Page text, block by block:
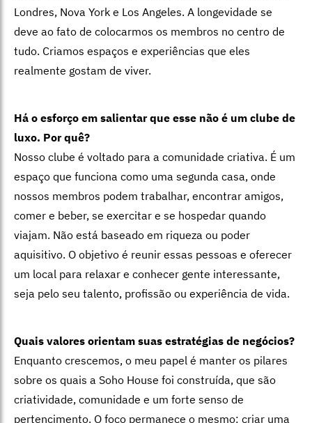
Londres, Nova York e Los Angeles. A longevidade se
deve ao fato de colocarmos os membros no centro de
tudo. Criamos espaços e experiências que eles
realmente gostam de viver.
Há o esforço em salientar que esse não é um clube de
luxo. Por quê?
Nosso clube é voltado para a comunidade criativa. É um
espaço que funciona como uma segunda casa, onde
nossos membros podem trabalhar, encontrar amigos,
comer e beber, se exercitar e se hospedar quando
viajam. Não está baseado em riqueza ou poder
aquisitivo. O objetivo é reunir essas pessoas e oferecer
um local para relaxar e conhecer gente interessante,
seja pelo seu talento, profissão ou experiência de vida.
Quais valores orientam suas estratégias de negócios?
Enquanto crescemos, o meu papel é manter os pilares
sobre os quais a Soho House foi construída, que são
criatividade, comunidade e um forte senso de
pertencimento. O foco permanece o mesmo: criar uma